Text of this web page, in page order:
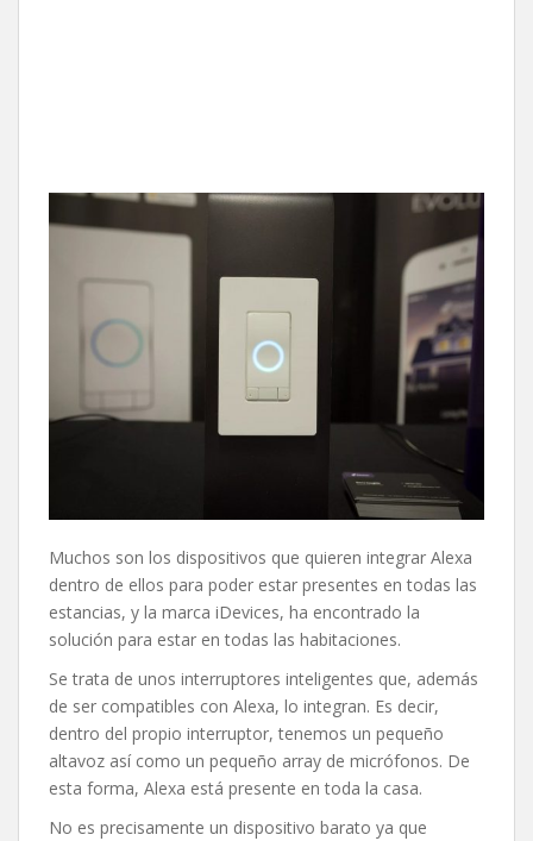
Muchos son los dispositivos que quieren integrar Alexa
dentro de ellos para poder estar presentes en todas las
estancias, y la marca iDevices, ha encontrado la
solución para estar en todas las habitaciones.
Se trata de unos interruptores inteligentes que, además
de ser compatibles con Alexa, lo integran. Es decir,
dentro del propio interruptor, tenemos un pequeño
altavoz así como un pequeño array de micrófonos. De
esta forma, Alexa está presente en toda la casa.
No es precisamente un dispositivo barato ya que